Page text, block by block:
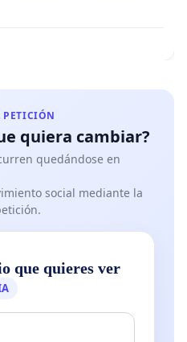
quiera cambiar?
quedándose en
social mediante la
que quieres ver